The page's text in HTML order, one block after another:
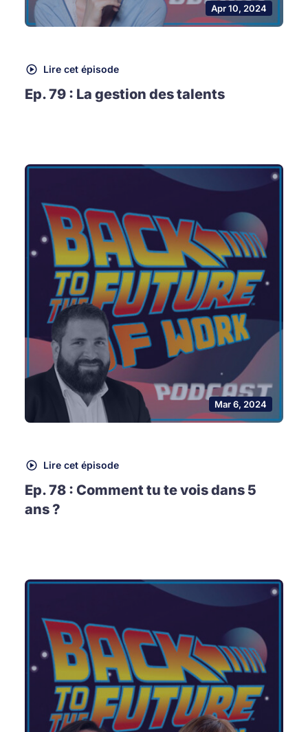
Apr 10, 2024
Lire cet épisode
Ep. 79 : La gestion des talents
Mar 6, 2024
Lire cet épisode
Ep. 78 : Comment tu te vois dans 5
ans ?